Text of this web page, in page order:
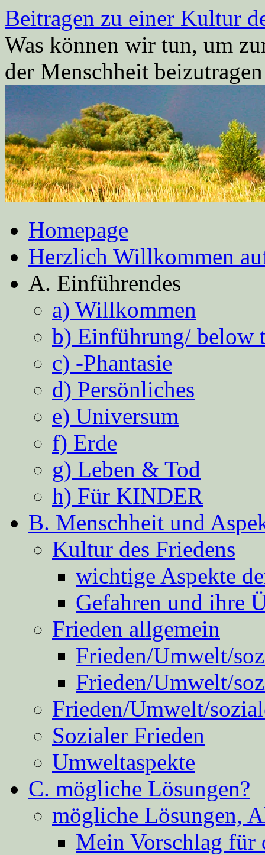
Zum
Inhalt
springen
Beitragen zu einer Kultur
Was können wir tun, um
der Menschheit
Homepage
Herzlich Willkommen
A. Einführendes
a) Willkommen
b) Einführung/ below
c) -Phantasie
d) Persönliches
e) Universum
f) Erde
g) Leben & Tod
h) Für KINDER
B. Menschheit und
Kultur des Friedens
wichtige Aspekte
Gefahren und ihre
Frieden allgemein
Frieden/Umwelt/
Frieden/Umwelt/
Frieden/Umwelt/
Sozialer Frieden
Umweltaspekte
C. mögliche Lösungen?
mögliche Lösungen,
Mein Vorschlag für